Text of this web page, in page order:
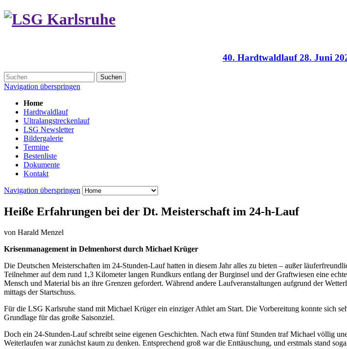
40. Hardtwaldlauf 28. Juni
Suchen
Navigation überspringen
Home
Hardtwaldlauf
Ultralangstreckenlauf
LSG Newsletter
Bildergalerie
Termine
Bestenliste
Dokumente
Kontakt
Navigation überspringen
Heiße Erfahrungen bei der Dt. Meisterschaft im 24-h-Lauf
von Harald Menzel
Krisenmanagement in Delmenhorst durch Michael Krüger
Die Deutschen Meisterschaften im 24-Stunden-Lauf hatten in diesem Jahr alles zu bieten – außer
Teilnehmer auf dem rund 1,3 Kilometer langen Rundkurs entlang der Burginsel und der Graftwiesen eine
Mensch und Material bis an ihre Grenzen gefordert. Während andere Laufveranstaltungen aufgrund der
mittags der Startschuss.
Für die LSG Karlsruhe stand mit Michael Krüger ein einziger Athlet am Start. Die Vorbereitung konnte sich
Grundlage für das große Saisonziel.
Doch ein 24-Stunden-Lauf schreibt seine eigenen Geschichten. Nach etwa fünf Stunden traf Michael völlig
Weiterlaufen war zunächst kaum zu denken. Entsprechend groß war die Enttäuschung, und erstmals stand